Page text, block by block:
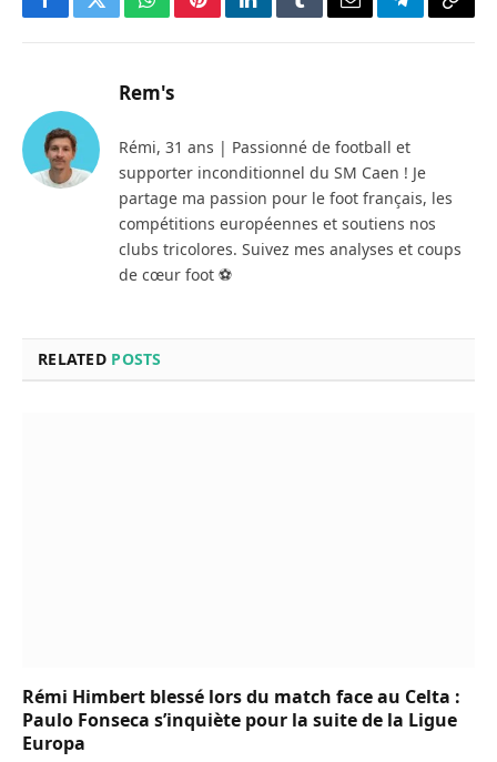
FacebookTwitterWhatsAppPinterestLinkedInTumblrEmailTelegram
Copy
Rem's
Rémi, 31 ans | Passionné de football et
supporter inconditionnel du SM Caen ! Je
partage ma passion pour le foot français, les
compétitions européennes et soutiens nos
clubs tricolores. Suivez mes analyses et coups
de cœur foot ⚽
RELATED POSTS
Rémi Himbert blessé lors du match face au Celta :
Paulo Fonseca s’inquiète pour la suite de la Ligue
Europa